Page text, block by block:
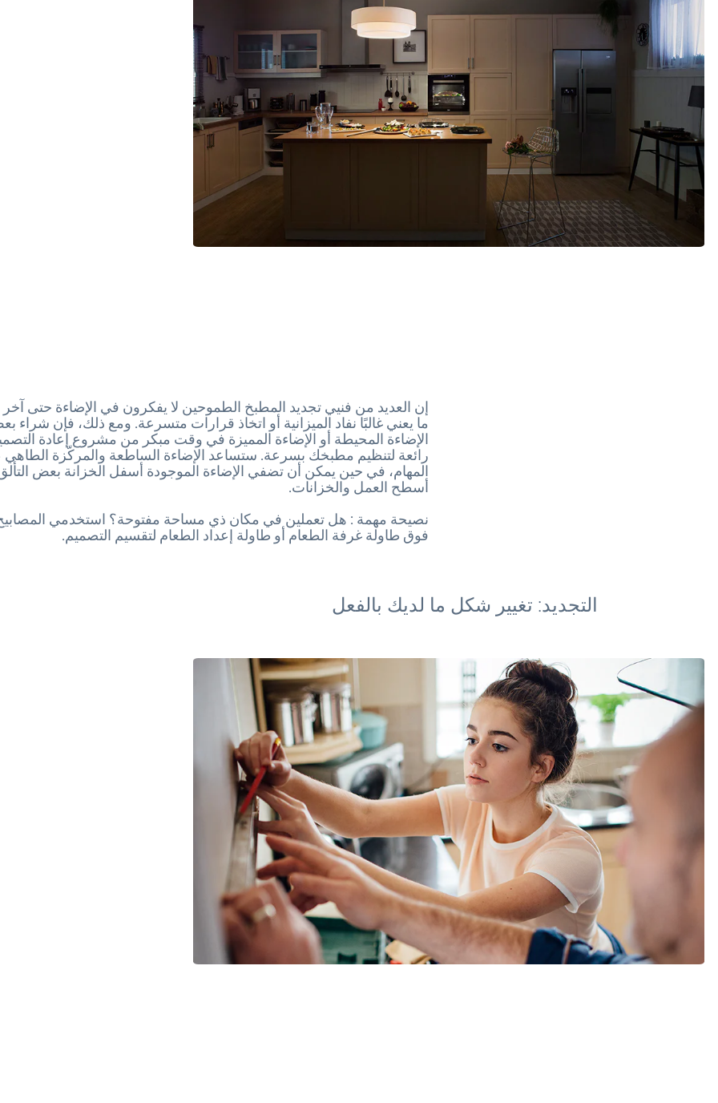
إن العديد من فنيي تجديد المطبخ الطموحين لا يفكرون في الإضاءة حتى
ما يعني غالبًا نفاد الميزانية أو اتخاذ قرارات متسرعة. ومع ذلك، فإن شراء
الإضاءة المحيطة أو الإضاءة المميزة في وقت مبكر من مشروع إعادة
رائعة لتنظيم مطبخك بسرعة. ستساعد الإضاءة الساطعة والمركّزة الطاهي
المهام، في حين يمكن أن تضفي الإضاءة الموجودة أسفل الخزانة بعض
أسطح العمل والخزانات.
نصيحة مهمة : هل تعملين في مكان ذي مساحة مفتوحة؟ استخدمي المصابيح
فوق طاولة غرفة الطعام أو طاولة إعداد الطعام لتقسيم التصميم.
التجديد: تغيير شكل ما لديك بالفعل